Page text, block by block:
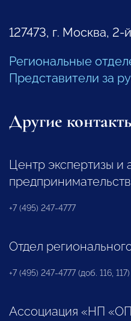
127473, г. Москва,
Региональные
Представители за
Другие
Центр экспертизы и
+7 (495) 247-4777
Отдел
+7 (495) 247-4777 (доб. 116, 117)
Ассоциация «НП